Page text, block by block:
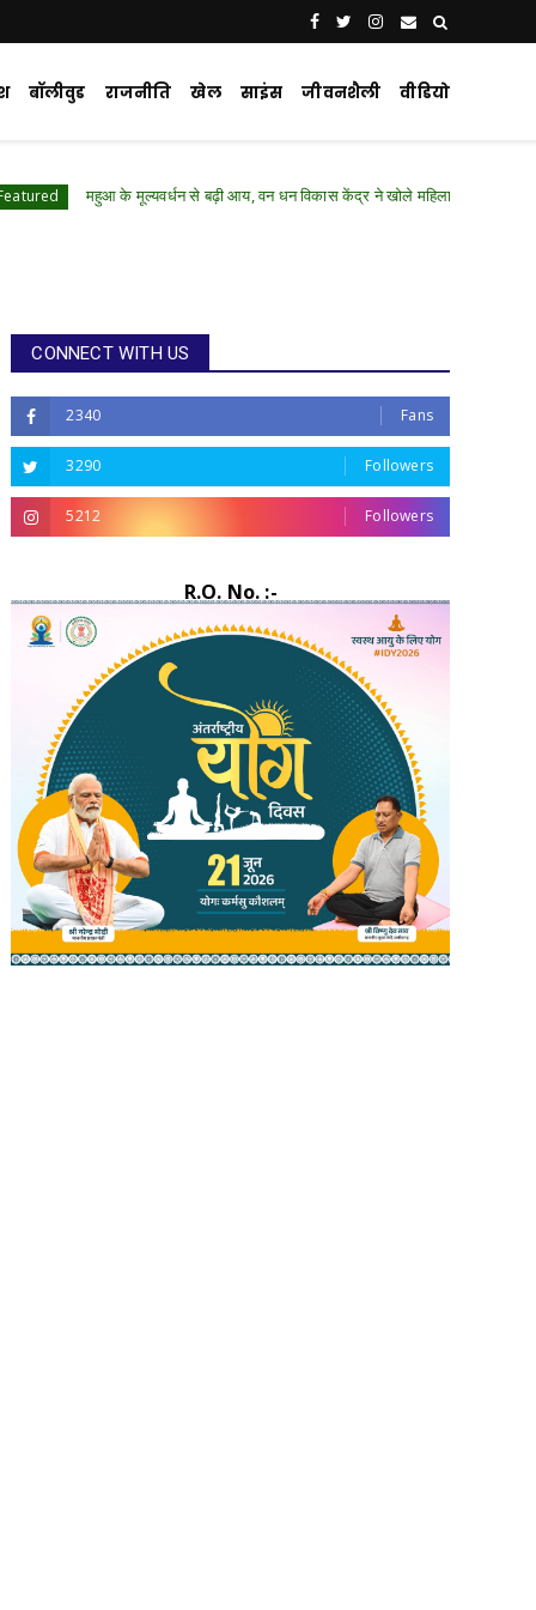
बॉलीवुड राजनीति खेल साइंस जीवनशैली वीडियो
मूल्यवर्धन से बढ़ी आय, वन धन विकास केंद्र ने खोले महिला उद्यमिता के नए द्वार
CONNECT WITH US
2340 Fans
3290 Followers
5212 Followers
R.O. No. :-